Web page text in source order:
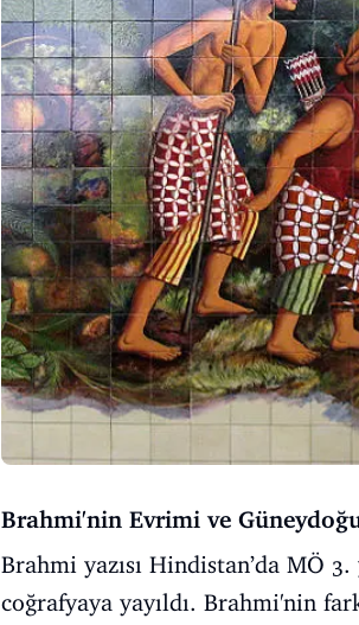
Brahmi'nin Evrimi ve
Brahmi yazısı Hindistan’da MÖ
coğrafyaya yayıldı. Brahmi'nin